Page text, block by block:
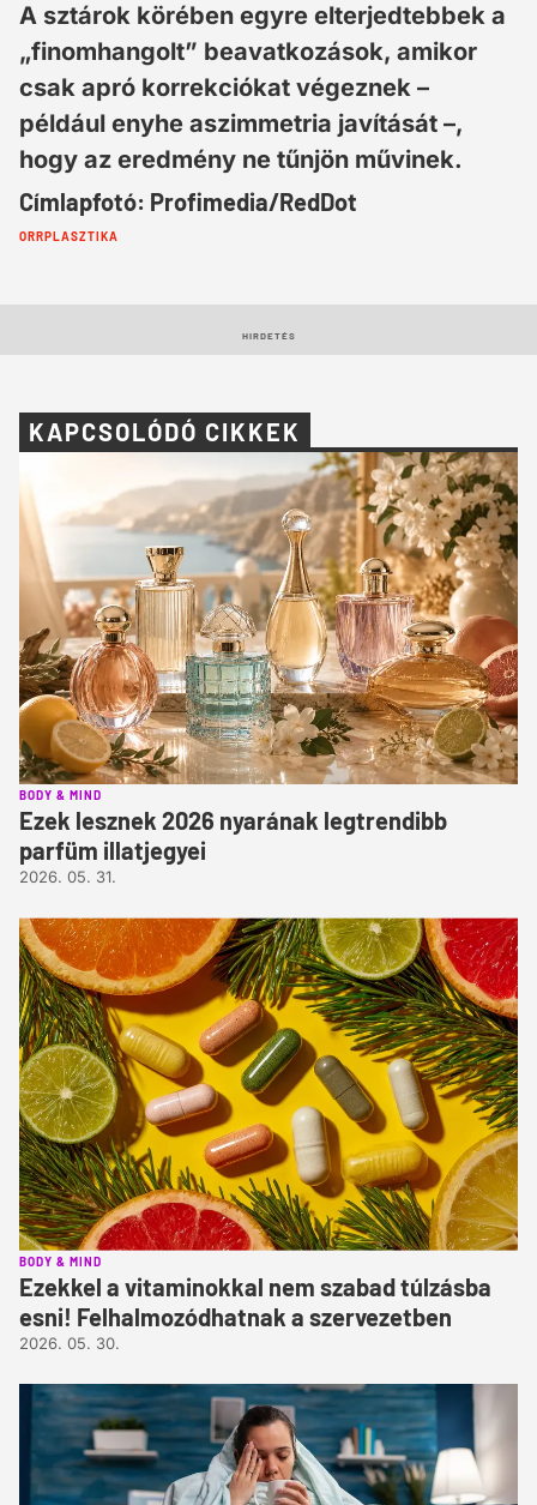
A sztárok körében egyre elterjedtebbek a
„finomhangolt” beavatkozások, amikor
csak apró korrekciókat végeznek –
például enyhe aszimmetria javítását –,
hogy az eredmény ne tűnjön művinek.
Címlapfotó: Profimedia/RedDot
Cimkék:
ORRPLASZTIKA
HIRDETÉS
KAPCSOLÓDÓ CIKKEK
BODY & MIND
Ezek lesznek 2026 nyarának legtrendibb
parfüm illatjegyei
2026. 05. 31.
BODY & MIND
Ezekkel a vitaminokkal nem szabad túlzásba
esni! Felhalmozódhatnak a szervezetben
2026. 05. 30.